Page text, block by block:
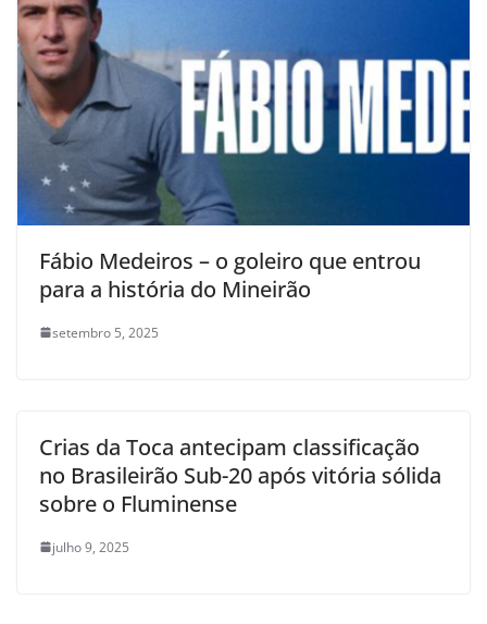
Fábio Medeiros – o goleiro que entrou
para a história do Mineirão
setembro 5, 2025
Crias da Toca antecipam classificação
no Brasileirão Sub-20 após vitória sólida
sobre o Fluminense
julho 9, 2025